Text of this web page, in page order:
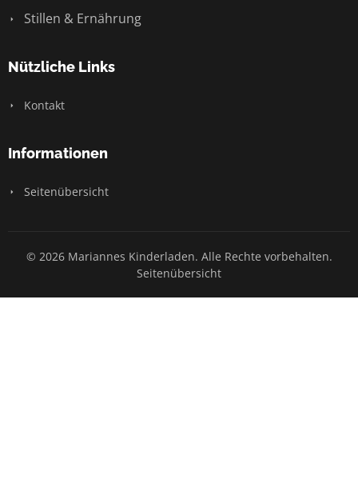
Stillen & Ernährung
Nützliche Links
Kontakt
Informationen
Seitenübersicht
© 2026 Mariannes Kinderladen. Alle Rechte vorbehalten.
Seitenübersicht